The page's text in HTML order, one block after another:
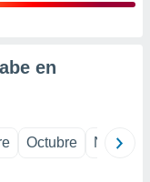
en
Octubre